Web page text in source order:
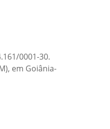
0001-30.
em Goiânia-